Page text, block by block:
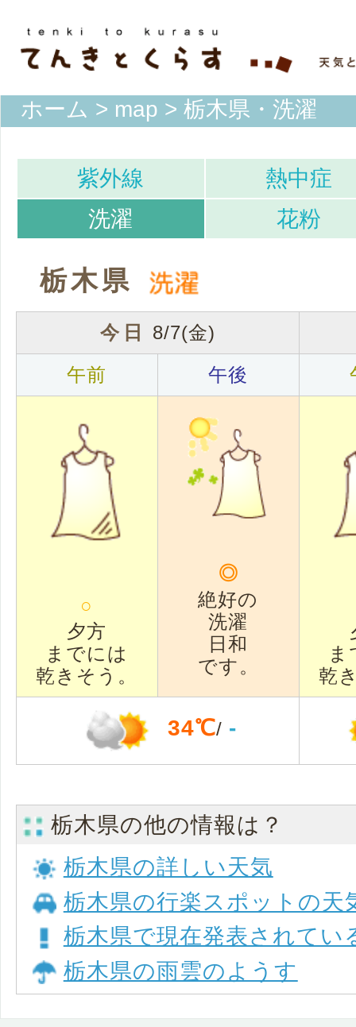
ホーム > map > 栃木県・洗濯
紫外線
熱中症
洗濯
花粉
栃木県
今日
8/7(金)
午前
午後
○
夕方
までには
乾きそう。
◎
絶好の
洗濯
日和
です。
ま
乾
34℃/ -
栃木県の他の情報は？
栃木県の詳しい天気
栃木県の行楽スポットの天
栃木県で現在発表されてい
栃木県の雨雲のようす